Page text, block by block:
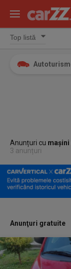
Anunțuri cu mașini
3 anunțuri
Anunţuri gratuite